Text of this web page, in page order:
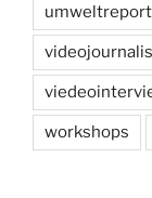
workshops